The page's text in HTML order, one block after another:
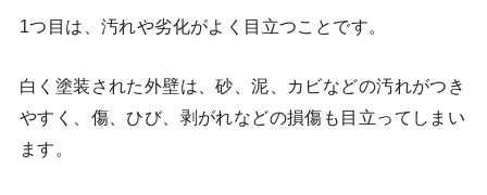
1つ目は、汚れや劣化がよく目立つことです。
白く塗装された外壁は、砂、泥、カビなどの汚れがつき
やすく、傷、ひび、剥がれなどの損傷も目立ってしまい
ます。